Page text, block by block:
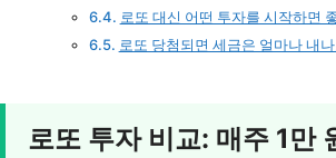
로또 대신 어떤 투자를 시작하면
로또 당첨되면 세금은 얼마나 내
로또 투자 비교: 매주 1만